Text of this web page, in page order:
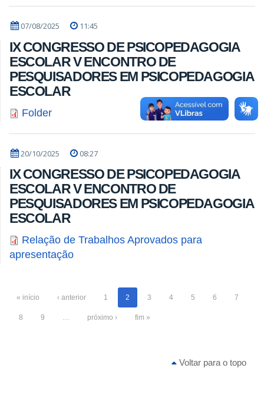
07/08/2025 11:45
IX CONGRESSO DE PSICOPEDAGOGIA
ESCOLAR V ENCONTRO DE
PESQUISADORES EM PSICOPEDAGOGIA
ESCOLAR
Folder
20/10/2025 08:27
IX CONGRESSO DE PSICOPEDAGOGIA
ESCOLAR V ENCONTRO DE
PESQUISADORES EM PSICOPEDAGOGIA
ESCOLAR
Relação de Trabalhos Aprovados para
apresentação
« início ‹ anterior 1 2 3 4 5 6 7
8 9 … próximo › fim »
Voltar para o topo